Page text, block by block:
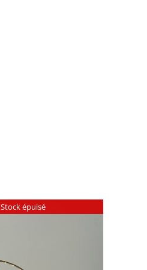
Stock épuisé